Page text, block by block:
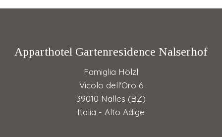
Apparthotel Gartenresidence Nalserhof
Famiglia Hölzl
Vicolo dell'Oro 6
39010 Nalles (BZ)
Italia - Alto Adige